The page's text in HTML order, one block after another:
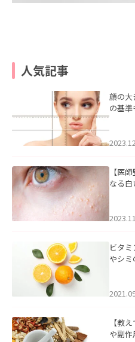
人気記事
顔の大
の基
【医
なる
ビタ
やシミ
【教
や副作